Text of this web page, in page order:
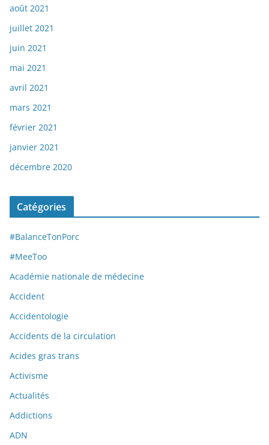
août 2021
juillet 2021
juin 2021
mai 2021
avril 2021
mars 2021
février 2021
janvier 2021
décembre 2020
Catégories
#BalanceTonPorc
#MeeToo
Académie nationale de médecine
Accident
Accidentologie
Accidents de la circulation
Acides gras trans
Activisme
Actualités
Addictions
ADN